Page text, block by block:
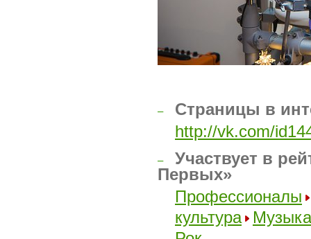
–
Страницы в
http://vk.com/
–
Участвует в
Первых»
Профессионалы
культура
Музыка